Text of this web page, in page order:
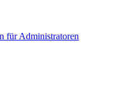
für Administratoren